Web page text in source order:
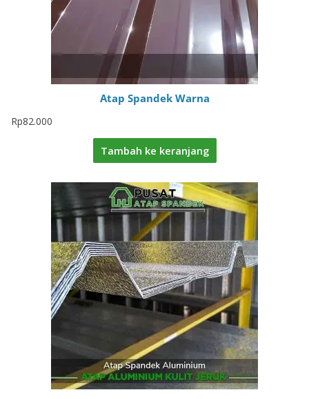
Atap Spandek Warna
Rp82.000
Tambah ke keranjang